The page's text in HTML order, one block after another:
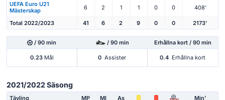
UEFA Euro U21
Mästerskap
6 2 1 1 0 0 408'
Total 2022/2023 41 6 2 9 0 0 2173'
/ 90 min / 90 min Erhållna kort / 90 min
0.23Mål 0 Assister 0.4 Erhållna kort
2021/2022 Säsong
Tävling MP Ml As Min'